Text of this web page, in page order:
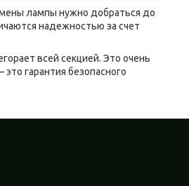
лампы нужно добраться до
надежностью за счет
всей секцией. Это очень
гарантия безопасного